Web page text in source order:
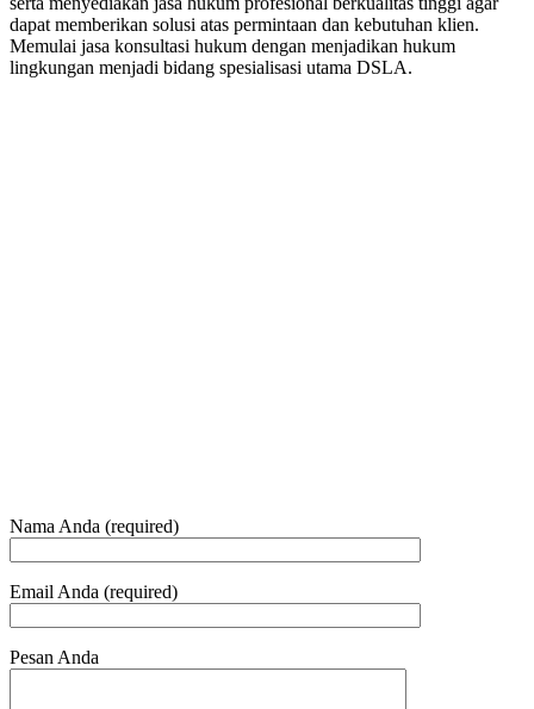
dapat memberikan solusi atas permintaan dan kebutuhan klien.
Memulai jasa konsultasi hukum dengan menjadikan hukum
lingkungan menjadi bidang spesialisasi utama DSLA.
Nama Anda (required)
Email Anda (required)
Pesan Anda